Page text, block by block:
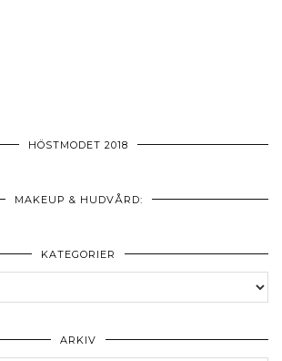
HÖSTMODET 2018
MAKEUP & HUDVÅRD:
KATEGORIER
ARKIV